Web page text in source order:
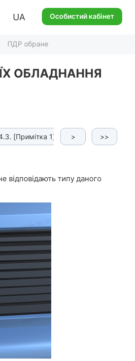
UA Особистий кабінет
ПДР обране
ОБЛАДНАННЯ
[Примітка 1] 31.4.3.>>
>
відповідають типу даного